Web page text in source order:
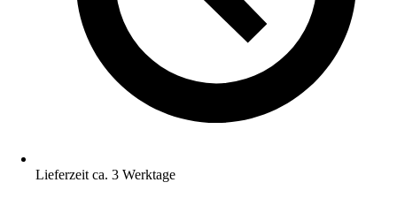
Lieferzeit ca. 3 Werktage